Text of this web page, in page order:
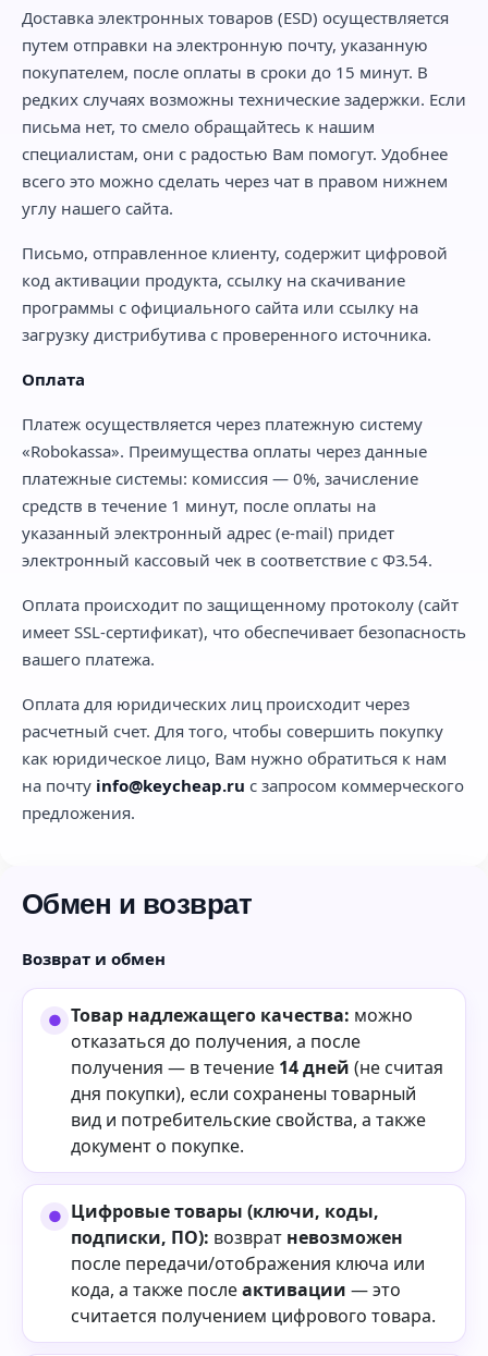
Доставка электронных товаров (ESD) осуществляется
путем отправки на электронную почту, указанную
покупателем, после оплаты в сроки до 15 минут. В
редких случаях возможны технические задержки. Если
письма нет, то смело обращайтесь к нашим
специалистам, они с радостью Вам помогут. Удобнее
всего это можно сделать через чат в правом нижнем
углу нашего сайта.
Письмо, отправленное клиенту, содержит цифровой
код активации продукта, ссылку на скачивание
программы с официального сайта или ссылку на
загрузку дистрибутива с проверенного источника.
Оплата
Платеж осуществляется через платежную систему
«Robokassa». Преимущества оплаты через данные
платежные системы: комиссия — 0%, зачисление
средств в течение 1 минут, после оплаты на
указанный электронный адрес (e-mail) придет
электронный кассовый чек в соответствие с ФЗ.54.
Оплата происходит по защищенному протоколу (сайт
имеет SSL-сертификат), что обеспечивает безопасность
вашего платежа.
Оплата для юридических лиц происходит через
расчетный счет. Для того, чтобы совершить покупку
как юридическое лицо, Вам нужно обратиться к нам
на почту info@keycheap.ru с запросом коммерческого
предложения.
Обмен и возврат
Возврат и обмен
Товар надлежащего качества: можно
отказаться до получения, а после
получения — в течение 14 дней (не считая
дня покупки), если сохранены товарный
вид и потребительские свойства, а также
документ о покупке.
Цифровые товары (ключи, коды,
подписки, ПО): возврат невозможен
после передачи/отображения ключа или
кода, а также послеактивации — это
считается получением цифрового товара.